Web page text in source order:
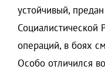
устойчивый,
Социалистической
операций, в боях
Особо отличился